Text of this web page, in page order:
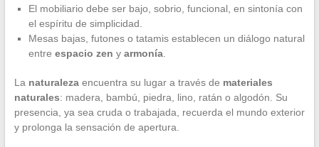
El mobiliario debe ser bajo, sobrio, funcional, en sintonía con
el espíritu de simplicidad.
Mesas bajas, futones o tatamis establecen un diálogo natural
entre espacio zen y armonía.
La naturalezaencuentra su lugar a través de materiales
naturales: madera, bambú, piedra, lino, ratán o algodón. Su
presencia, ya sea cruda o trabajada, recuerda el mundo exterior
y prolonga la sensación de apertura.